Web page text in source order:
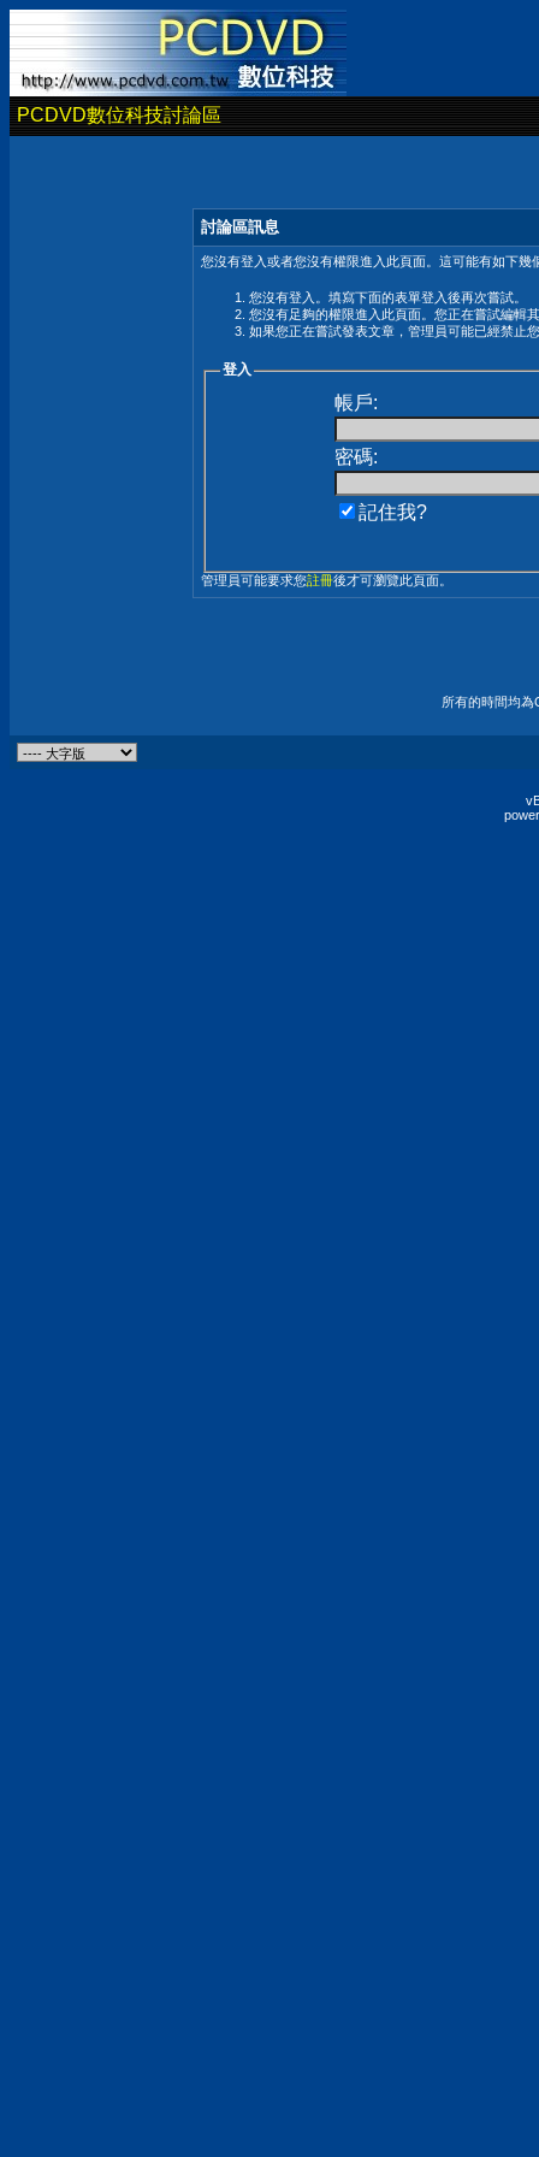
PCDVD數位科技討論區
討論區訊息
您沒有登入或者您沒有權限進入此頁面。這可能有如下幾
您沒有登入。填寫下面的表單登入後再次嘗試。
您沒有足夠的權限進入此頁面。您正在嘗試編輯
如果您正在嘗試發表文章，管理員可能已經禁止
登入
帳戶:
密碼:
記住我?
管理員可能要求您註冊後才可瀏覽此頁面。
所有的時間均為